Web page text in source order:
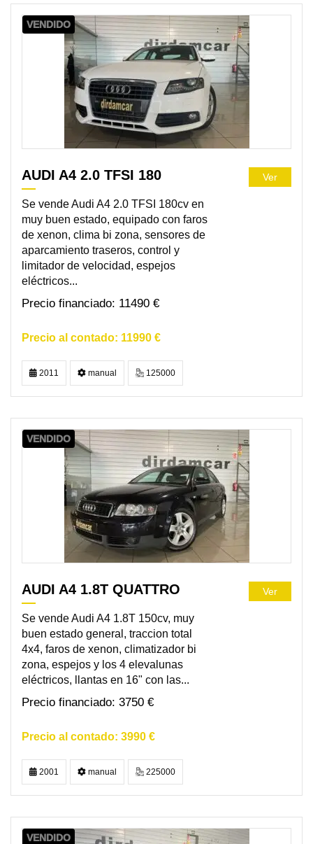
VENDIDO
AUDI A4 2.0 TFSI 180
Se vende Audi A4 2.0 TFSI 180cv en
muy buen estado, equipado con faros
de xenon, clima bi zona, sensores de
aparcamiento traseros, control y
limitador de velocidad, espejos
eléctricos...
11490 €
11990 €
Ver
2011 manual 125000
VENDIDO
AUDI A4 1.8T QUATTRO
Se vende Audi A4 1.8T 150cv, muy
buen estado general, traccion total
4x4, faros de xenon, climatizador bi
zona, espejos y los 4 elevalunas
eléctricos, llantas en 16" con las...
3750 €
3990 €
Ver
2001 manual 225000
VENDIDO